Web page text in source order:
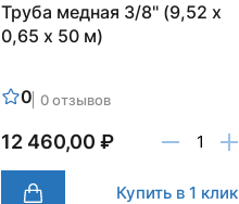
Труба медная 3/8" (9,52 х
0,65 х 50 м)
0 0 отзывов
12 460,00 ₽
Купить в 1 клик